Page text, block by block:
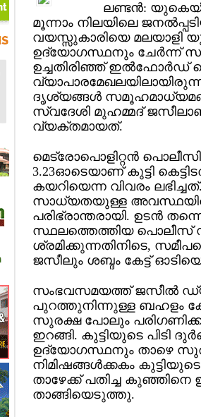
ലണ്ടന്‍:
മൂന്നാം നിലയിലെ
വയസ്സുകാരിയെ മലയാളി
ഉദ്യോഗസ്ഥനും ചേര്‍ന്ന്
ഉച്ചതിരിഞ്ഞ് ഇല്‍ഫോര്‍ഡ്
ദൃശ്യങ്ങള്‍
സ്വദേശി മുഹമ്മദ്
വ്യക്തമായത്.
മെട്രോപൊളിറ്റന്‍
3.23ഓടെയാണ് കുട്ടി
കയറിയെന്ന വിവരം
സാധ്യതയുള്ള അവസ്ഥയില്‍
പരിഭ്രാന്തരായി. ഉടന്‍
സ്ഥലത്തെത്തിയ പൊലീസ്
ശ്രമിക്കുന്നതിനിടെ,
ജസീലും ശബ്ദം കേട്ട്
സംഭവസമയത്ത് ജസീല്‍
പുറത്തുനിന്നുള്ള ബഹളം
സുരക്ഷ പോലും
ഇറങ്ങി. കുട്ടിയുടെ
ഉദ്യോഗസ്ഥനും താഴെ
നിമിഷങ്ങള്‍ക്കകം
താഴേക്ക് പതിച്ച
താങ്ങിയെടുത്തു.